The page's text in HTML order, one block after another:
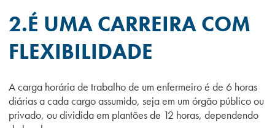
2.É UMA CARREIRA COM
FLEXIBILIDADE
A carga horária de trabalho de um enfermeiro é de 6 horas
diárias a cada cargo assumido, seja em um órgão público ou
privado, ou dividida em plantões de 12 horas, dependendo